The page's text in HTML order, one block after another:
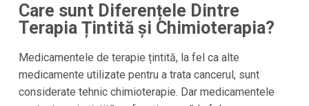
Care sunt Diferențele Dintre
Terapia Țintită și Chimioterapia?
Medicamentele de terapie țintită, la fel ca alte
medicamente utilizate pentru a trata cancerul, sunt
considerate tehnic chimioterapie. Dar medicamentele